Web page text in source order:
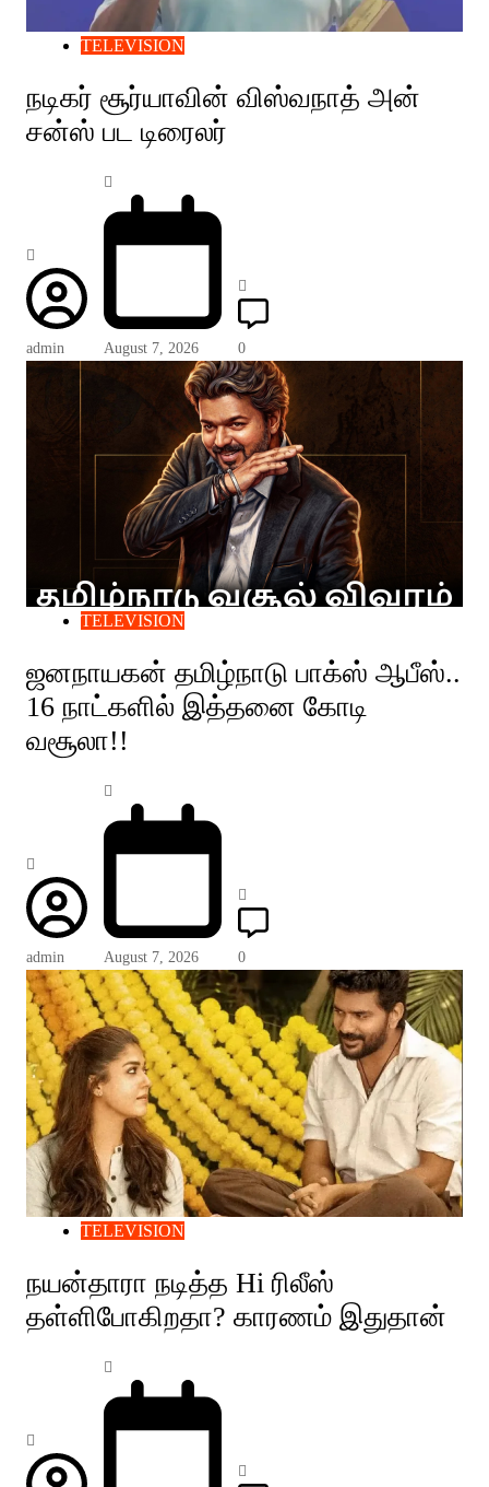
TELEVISION
நடிகர் சூர்யாவின் விஸ்வநாத் அன்
சன்ஸ் பட டிரைலர்
admin August 7, 2026 0
TELEVISION
ஜனநாயகன் தமிழ்நாடு பாக்ஸ் ஆபீஸ்..
16 நாட்களில் இத்தனை கோடி
வசூலா!!
admin August 7, 2026 0
TELEVISION
நயன்தாரா நடித்த Hi ரிலீஸ்
தள்ளிபோகிறதா? காரணம் இதுதான்